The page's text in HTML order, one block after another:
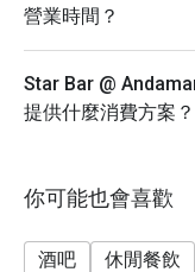
營業時間？
Star Bar @
提供什麼消費方案？
你可能也會喜歡
酒吧 休閒餐飲